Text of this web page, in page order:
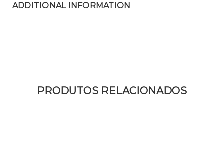
ADDITIONAL INFORMATION
PRODUTOS RELACIONADOS